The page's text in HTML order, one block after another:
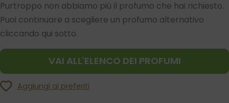
Purtroppo non abbiamo più il profumo che hai richiesto.
Puoi continuare a scegliere un profumo alternativo
cliccando qui sotto.
VAI ALL'ELENCO DEI PROFUMI
Aggiungi ai preferiti